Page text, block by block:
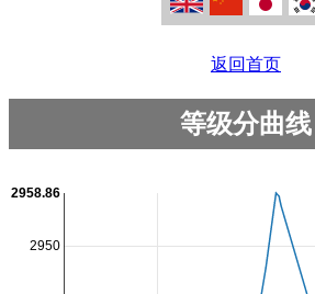
返回首页
等级分曲线
2950
2958.86